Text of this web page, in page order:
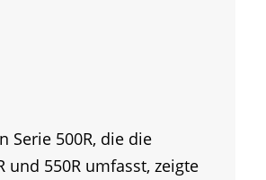
Serie 500R, die die
und 550R umfasst, zeigte